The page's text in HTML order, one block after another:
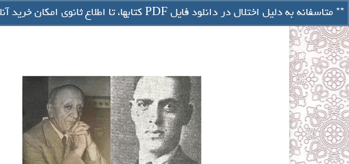
** متاسفانه به دلیل اختلال در دانلود فایل PDF کتابها، تا اطلاع ثانوی امکان خرید آنلاین از سایت وجود ندارد ** برای خرید نسخه چاپی کتابها با شماره های 09122101238 و 88078883 و 44431291 تماس بگیرید
تصفیه حساب سبد خرید شما- ۰ ریال